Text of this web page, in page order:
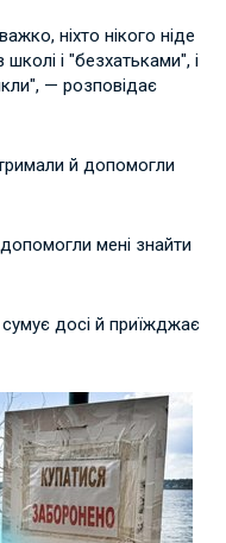
ніхто нікого ніде
і "безхатьками", і
— розповідає
й допомогли
мені знайти
досі й приїжджає